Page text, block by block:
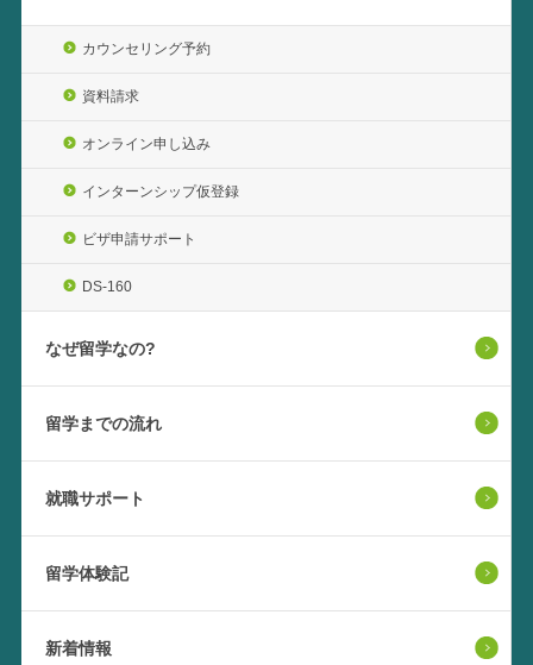
カウンセリング予約
資料請求
オンライン申し込み
インターンシップ仮登録
ビザ申請サポート
DS-160
なぜ留学なの?
留学までの流れ
就職サポート
留学体験記
新着情報